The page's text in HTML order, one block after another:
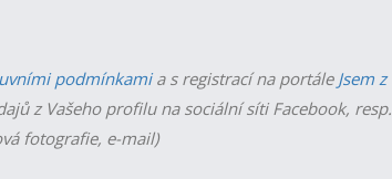
podmínkamia s registrací na portále Jsem z
z Vašeho profilu na sociální síti Facebook, resp.
fotografie, e-mail)